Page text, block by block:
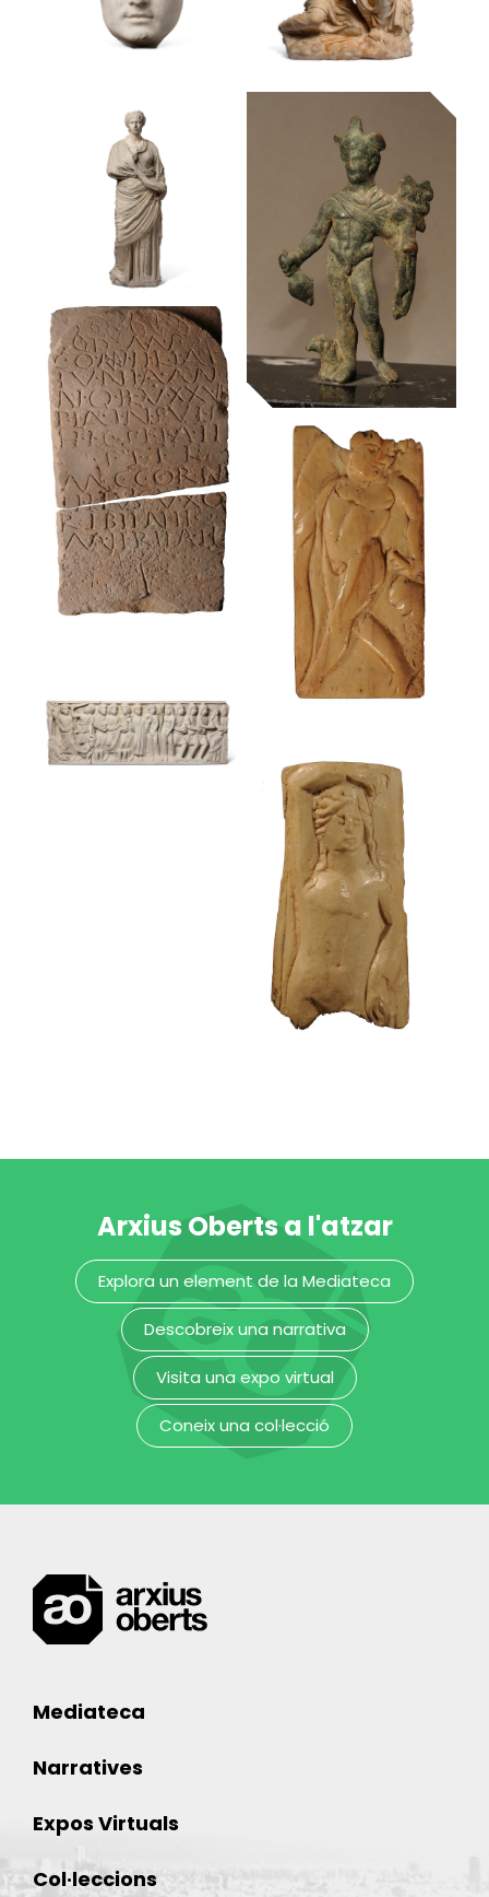
Retrat de
l’emperador
August
Museu Frederic Marès
Grup de dues
figures
femenines
Museu Frederic Marès
Agrippina Minor
Museu Frederic Marès
Mercuri
Museu Frederic Marès
Plaqueta
decorativa amb
la figura d’un
sàtir
Museu Frederic Marès
decorativa amb
la figura
d’Apol·lo o Bacus
Museu Frederic Marès
Arxius Oberts a l'atzar
Explora un element de la Mediateca
Descobreix una narrativa
Visita una expo virtual
Coneix una col·lecció
Mediateca
Narratives
Expos Virtuals
Col·leccions